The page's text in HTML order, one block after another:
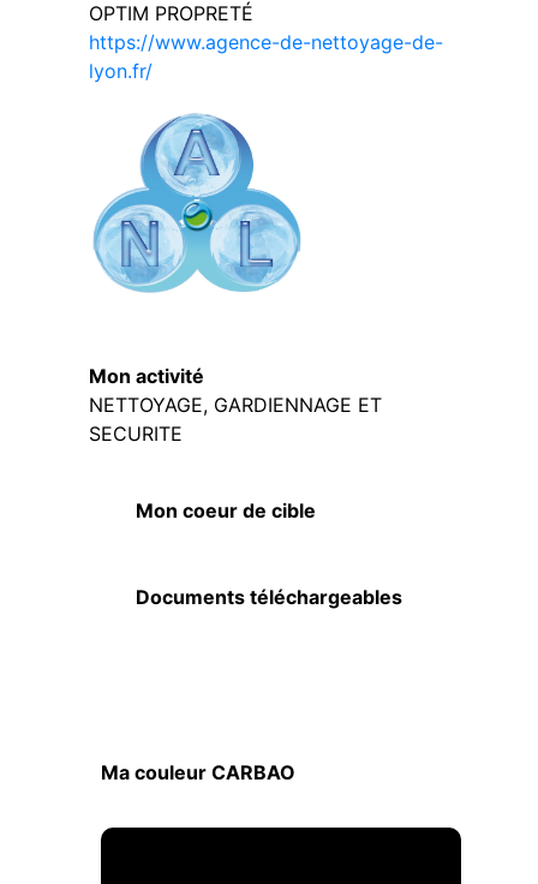
OPTIM PROPRETÉ
https://www.agence-de-nettoyage-de-
lyon.fr/
Mon activité
NETTOYAGE, GARDIENNAGE ET
SECURITE
Mon coeur de cible
Documents téléchargeables
Ma couleur CARBAO